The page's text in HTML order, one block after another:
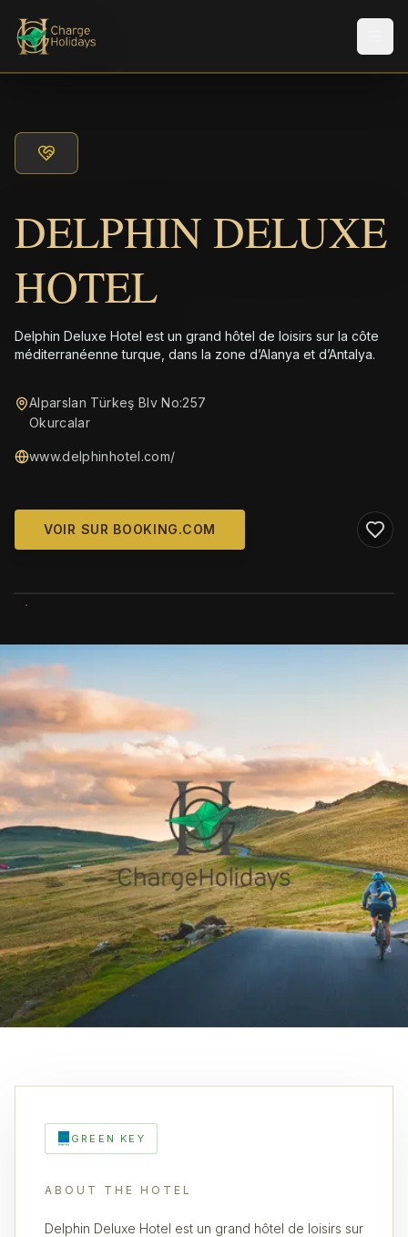
DELPHIN DELUXE
HOTEL
Delphin Deluxe Hotel est un grand hôtel de loisirs sur la côte
méditerranéenne turque, dans la zone d’Alanya et d’Antalya.
Alparslan Türkeş Blv No:257
Okurcalar
www.delphinhotel.com/
VOIR SUR BOOKING.COM
GREEN KEY
ABOUT THE HOTEL
Delphin Deluxe Hotel est un grand hôtel de loisirs sur